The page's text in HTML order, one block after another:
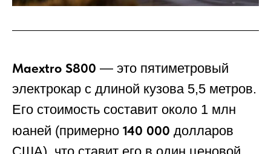
Maextro S800 — это пятиметровый
электрокар с длиной кузова 5,5 метров.
Его стоимость составит около 1 млн
юаней (примерно 140 000 долларов